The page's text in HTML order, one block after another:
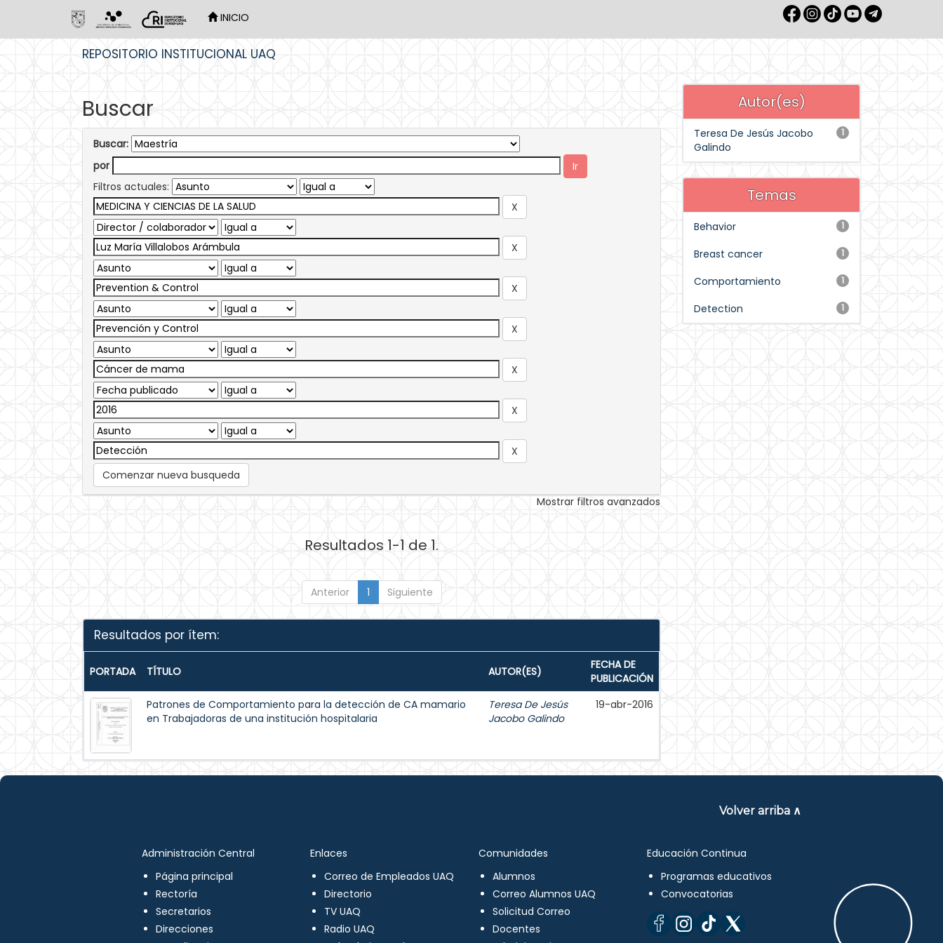
INICIO
REPOSITORIO INSTITUCIONAL UAQ
Buscar
Buscar:
por
Filtros actuales:
Comenzar nueva busqueda
Mostrar filtros avanzados
Resultados 1-1 de 1.
Anterior 1 Siguiente
Resultados por ítem:
PORTADA TÍTULO AUTOR(ES)
FECHA DE
PUBLICACIÓN
Patrones de Comportamiento para la detección de CA mamario
en Trabajadoras de una institución hospitalaria
Teresa De Jesús
Jacobo Galindo
19-abr-2016
Autor(es)
1
Teresa De Jesús Jacobo
Galindo
Temas
1
Behavior
1
Breast cancer
1
Comportamiento
1
Detection
Volver arriba ∧
Administración Central
Página principal
Rectoría
Secretarios
Direcciones
Enlaces
Correo de Empleados UAQ
Directorio
TV UAQ
Radio UAQ
Comunidades
Alumnos
Correo Alumnos UAQ
Solicitud Correo
Docentes
Educación Continua
Programas educativos
Convocatorias